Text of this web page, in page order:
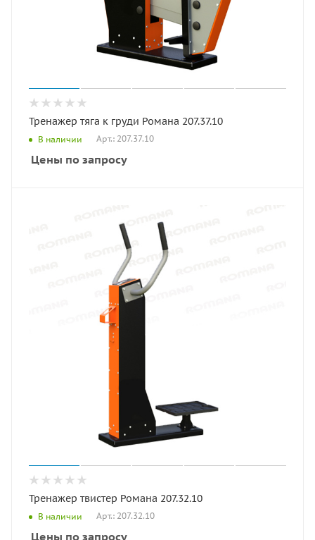
Тренажер тяга к груди Романа 207.37.10
В наличии Арт.: 207.37.10
Цены по запросу
Тренажер твистер Романа 207.32.10
В наличии Арт.: 207.32.10
Цены по запросу